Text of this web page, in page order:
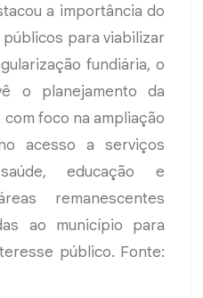
a importância do
para viabilizar
fundiária, o
o planejamento da
foco na ampliação
acesso a serviços
educação e
remanescentes
ao município para
público. Fonte: